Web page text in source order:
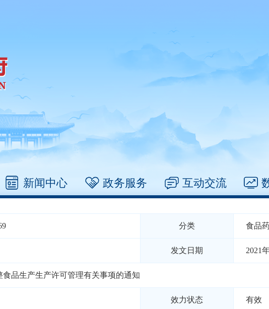
新闻中心 政务服务 互动交流
分类 食品
发文日期 2021
品生产生产许可管理有关事项的通知
效力状态 有效